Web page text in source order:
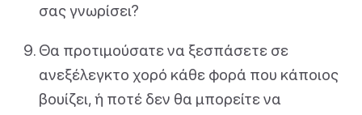
σας γνωρίσει?
Θα προτιμούσατε να ξεσπάσετε σε
ανεξέλεγκτο χορό κάθε φορά που κάποιος
βουίζει, ή ποτέ δεν θα μπορείτε να